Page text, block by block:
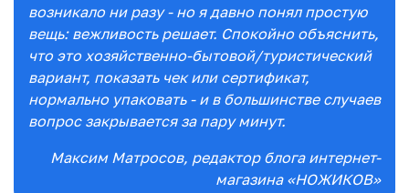
возникало ни разу - но я давно понял простую
вещь: вежливость решает. Спокойно объяснить,
что это хозяйственно-бытовой/туристический
вариант, показать чек или сертификат,
нормально упаковать - и в большинстве случаев
вопрос закрывается за пару минут.
Максим Матросов, редактор блога интернет-
магазина «НОЖИКОВ»